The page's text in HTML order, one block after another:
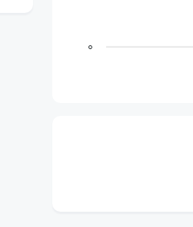
0